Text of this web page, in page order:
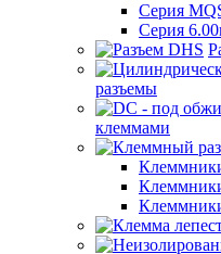
Серия
Серия
разъемы
клеммами